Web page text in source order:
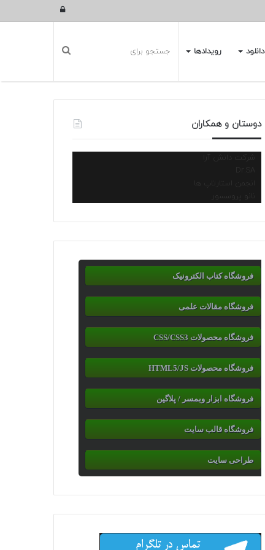
ورود
دانلود رویدادها
دوستان و همکاران
شرکت دانش آرا
انجمن استارتاپ ها
نانو پروسسور
فروشگاه کتاب الکترونیک
فروشگاه مقالات علمی
فروشگاه محصولات CSS/CSS3
فروشگاه محصولات HTML5/JS
فروشگاه ابزار وبمسر / پلاگین
فروشگاه قالب سایت
طراحی سایت